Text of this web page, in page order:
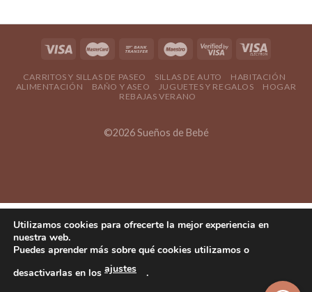
CARRITOS Y SILLAS DE PASEO SILLAS DE AUTO
HABITACIÓN
ALIMENTACIÓN
BAÑO Y ASEO JUGUETES Y REGALOS
HOGAR
REBAJAS VERANO
©2026 Sueños de Bebé
Utilizamos cookies para ofrecerte la mejor experiencia en
nuestra web.
Puedes aprender más sobre qué cookies utilizamos o
desactivarlas en los ajustes .